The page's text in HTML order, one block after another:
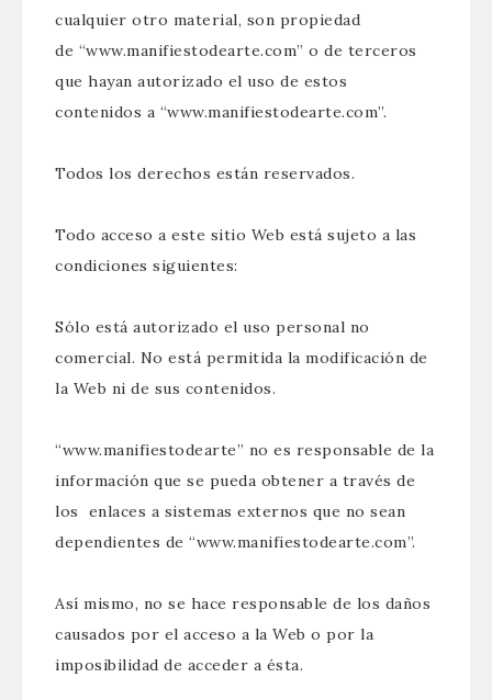
cualquier otro material, son propiedad
de “www.manifiestodearte.com” o de terceros
que hayan autorizado el uso de estos
contenidos a “www.manifiestodearte.com”.
Todos los derechos están reservados.
Todo acceso a este sitio Web está sujeto a las
condiciones siguientes:
Sólo está autorizado el uso personal no
comercial. No está permitida la modificación de
la Web ni de sus contenidos.
“www.manifiestodearte” no es responsable de la
información que se pueda obtener a través de
los enlaces a sistemas externos que no sean
dependientes de “www.manifiestodearte.com”.
Así mismo, no se hace responsable de los daños
causados por el acceso a la Web o por la
imposibilidad de acceder a ésta.